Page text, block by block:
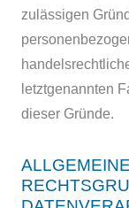
zulässigen
letztgenannten
dieser Gründe.